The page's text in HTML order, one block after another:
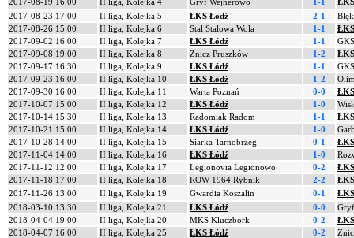
2017-08-23 17:00
II liga, Kolejka 5 ŁKS Łódź 2-1
2017-08-26 15:00
II liga, Kolejka 6 Stal Stalowa Wola 1-1
2017-09-02 16:00
II liga, Kolejka 7 ŁKS Łódź 1-1
2017-09-08 19:00
II liga, Kolejka 8 Znicz Pruszków 1-2
2017-09-17 16:30
II liga, Kolejka 9 ŁKS Łódź 1-1
2017-09-23 16:00
II liga, Kolejka 10 ŁKS Łódź 1-2
2017-09-30 16:00
II liga, Kolejka 11 Warta Poznań 0-0
2017-10-07 15:00
II liga, Kolejka 12 ŁKS Łódź 1-0
2017-10-14 15:30
II liga, Kolejka 13 Radomiak Radom 1-1
2017-10-21 15:00
II liga, Kolejka 14 ŁKS Łódź 1-0
2017-10-28 14:00
II liga, Kolejka 15 Siarka Tarnobrzeg 0-1
2017-11-04 14:00
II liga, Kolejka 16 ŁKS Łódź 1-0
2017-11-12 12:00
II liga, Kolejka 17 Legionovia Legionowo 0-2
2017-11-18 17:00
II liga, Kolejka 18 ROW 1964 Rybnik 2-2
2017-11-26 13:00
II liga, Kolejka 19 Gwardia Koszalin 0-1
2018-03-10 13:30
II liga, Kolejka 21 ŁKS Łódź 0-0
2018-04-04 19:00
II liga, Kolejka 20 MKS Kluczbork 0-2
2018-04-07 16:00
II liga, Kolejka 25 ŁKS Łódź 0-2